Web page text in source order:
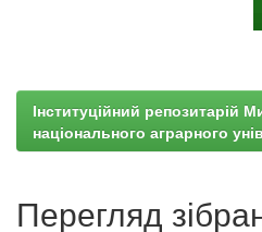
Інституційний репозитарій
національного аграрного
Перегляд